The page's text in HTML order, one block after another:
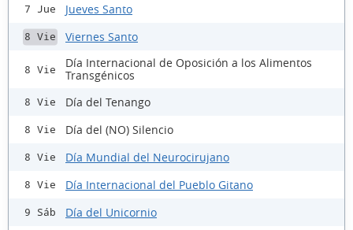
7 Jue Jueves Santo
8 Vie Viernes Santo
8 Vie
Día Internacional de Oposición a los Alimentos
Transgénicos
8 Vie Día del Tenango
8 Vie Día del (NO) Silencio
8 Vie Día Mundial del Neurocirujano
8 Vie Día Internacional del Pueblo Gitano
9 Sáb Día del Unicornio